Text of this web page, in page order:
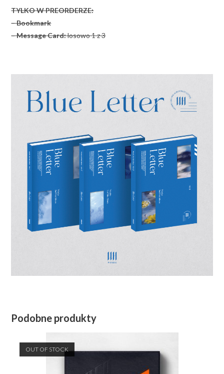
TYLKO W PREORDERZE:
– Bookmark
– Message Card:losowo 1 z 3
Podobne produkty
OUT OF STOCK